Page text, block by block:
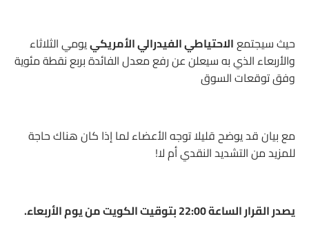
حيث سيجتمعالاحتياطي الفيدرالي الأمريكييومي الثلاثاء
والأربعاء الذي به سيعلن عن رفع معدل الفائدة بربع نقطة مئوية
وفق توقعات السوق
مع بيان قد يوضح قليلا توجه الأعضاء لما إذا كان هناك حاجة
للمزيد من التشديد النقدي أم لا!
يصدر القرار الساعة 22:00 بتوقيت الكويت من يوم الأربعاء.